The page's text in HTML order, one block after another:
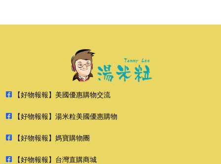
【好物報報】美國優惠購物交流
【好物報報】湯米粒美國優惠購物
【好物報報】媽寶購物團
【好物報報】台灣直購商城